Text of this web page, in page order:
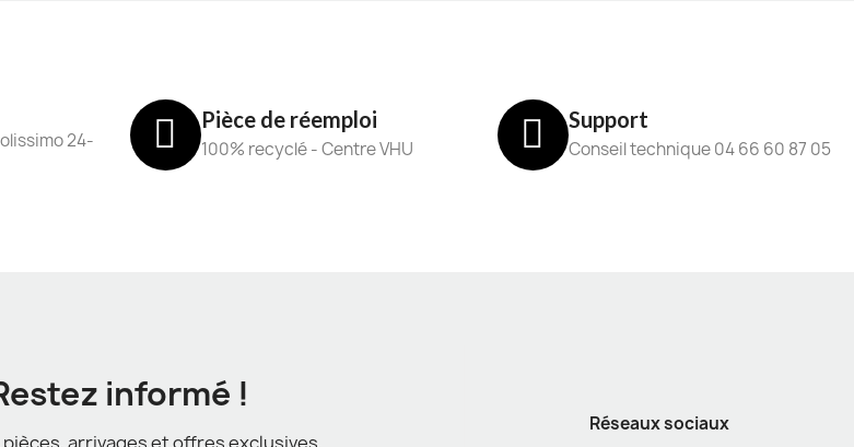
24-
Pièce de réemploi
100% recyclé - Centre VHU
Support
Conseil technique 04 66 60 87 05
informé !
Réseaux sociaux